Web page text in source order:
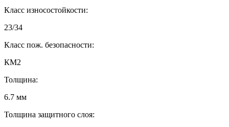
Класс износостойкости:
23/34
Класс пож. безопасности:
КМ2
Толщина:
6.7 мм
Толщина защитного слоя: